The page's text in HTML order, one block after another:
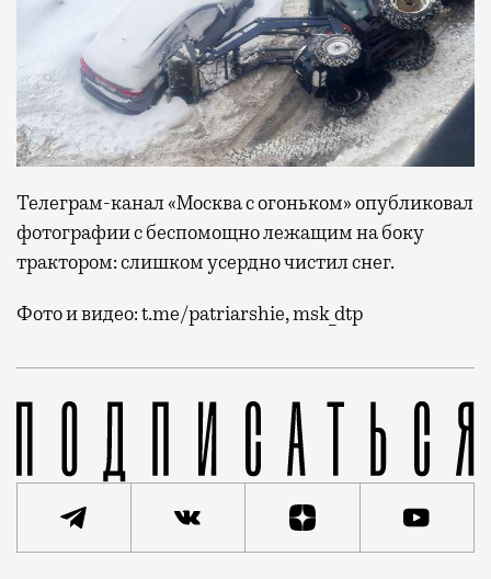
Телеграм-канал «Москва с огоньком» опубликовал
фотографии с беспомощно лежащим на боку
трактором: слишком усердно чистил снег.
Фото и видео: t.me/patriarshie, msk_dtp
Уборка снега в Москве, особенно с крыш,